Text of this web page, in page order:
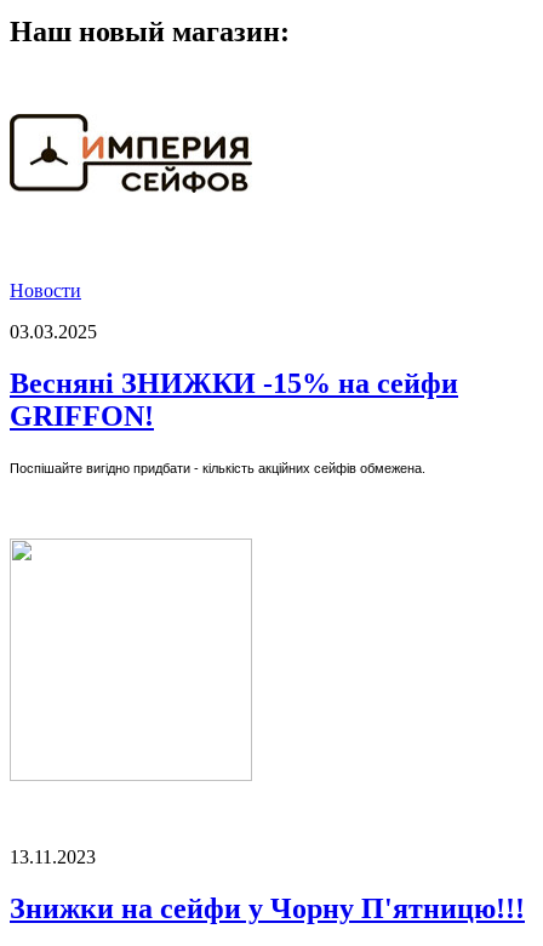
Наш новый магазин:
Новости
03.03.2025
Весняні ЗНИЖКИ -15% на сейфи
GRIFFON!
Поспішайте вигідно придбати - кількість акційних сейфів обмежена.
13.11.2023
Знижки на сейфи у Чорну П'ятницю!!!